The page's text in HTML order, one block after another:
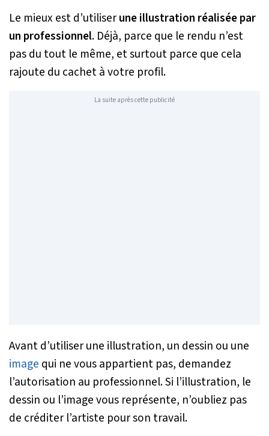
Le mieux est d’utiliserune illustration réalisée par
un professionnel. Déjà, parce que le rendu n’est
pas du tout le même, et surtout parce que cela
rajoute du cachet à votre profil.
La suite après cette publicité
Avant d’utiliser une illustration, un dessin ou une
image qui ne vous appartient pas, demandez
l’autorisation au professionnel. Si l’illustration, le
dessin ou l’image vous représente, n’oubliez pas
de créditer l’artiste pour son travail.